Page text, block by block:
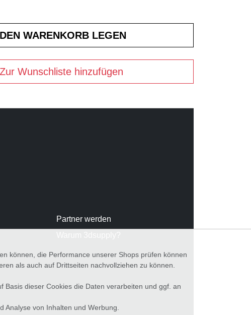
Zur Wunschliste hinzufügen
Partner werden
können, die Performance unserer Shops prüfen können
als auch auf Drittseiten nachvollziehen zu können.
Basis dieser Cookies die Daten verarbeiten und ggf. an
von Inhalten und Werbung.